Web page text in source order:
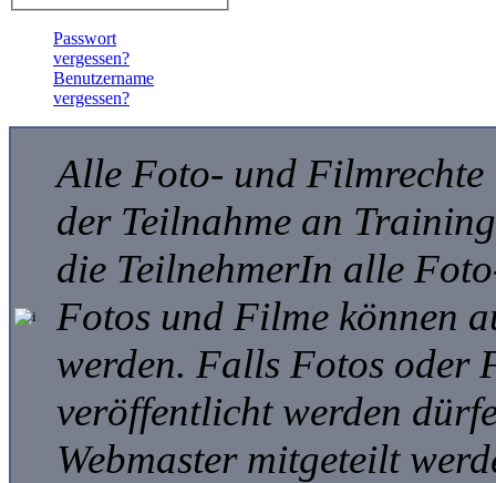
Passwort
vergessen?
Benutzername
vergessen?
Alle Foto- und Filmrechte
der Teilnahme an
die TeilnehmerIn alle
Fotos und Filme können
werden. Falls Fotos oder
veröffentlicht werden
Webmaster mitgeteilt